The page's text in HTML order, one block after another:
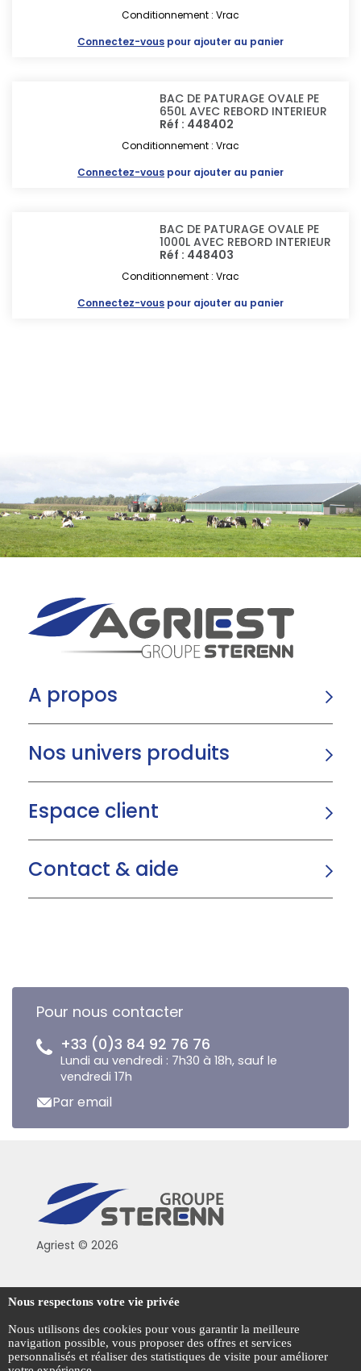
Conditionnement : Vrac
Connectez-vous pour ajouter au panier
BAC DE PATURAGE OVALE PE
650L AVEC REBORD INTERIEUR
Réf : 448402
Conditionnement : Vrac
Connectez-vous pour ajouter au panier
BAC DE PATURAGE OVALE PE
1000L AVEC REBORD INTERIEUR
Réf : 448403
Conditionnement : Vrac
Connectez-vous pour ajouter au panier
A propos
Nos univers produits
Espace client
Contact & aide
Pour nous contacter
+33 (0)3 84 92 76 76
Lundi au vendredi : 7h30 à 18h, sauf le
vendredi 17h
Par email
Agriest © 2026
Conditions générales de vente
Mentions légales
Politique de confidentialité
Nous respectons votre vie privée
Nous utilisons des cookies pour vous garantir la meilleure
navigation possible, vous proposer des offres et services
personnalisés et réaliser des statistiques de visite pour améliorer